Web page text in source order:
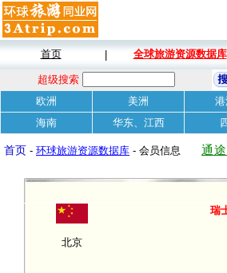
首页 全球旅游资源数据库
超级搜索
欧洲
美洲 港
海南
华东、江西
首页 - 环球旅游资源数据库 - 会员信息 通
北京
瑞